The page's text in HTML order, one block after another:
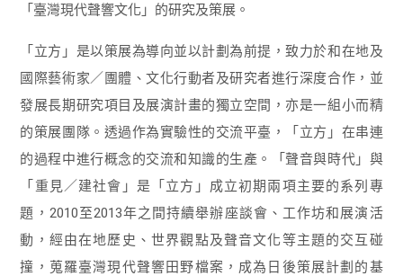
「臺灣現代聲響文化」的研究及策展。
「立方」是以策展為導向並以計劃為前提，致力於和在地及
國際藝術家／團體、文化行動者及研究者進行深度合作，並
發展長期研究項目及展演計畫的獨立空間，亦是一組小而精
的策展團隊。透過作為實驗性的交流平臺，「立方」在串連
的過程中進行概念的交流和知識的生產。「聲音與時代」與
「重見／建社會」是「立方」成立初期兩項主要的系列專
題，2010至2013年之間持續舉辦座談會、工作坊和展演活
動，經由在地歷史、世界觀點及聲音文化等主題的交互碰
撞，蒐羅臺灣現代聲響田野檔案，成為日後策展計劃的基